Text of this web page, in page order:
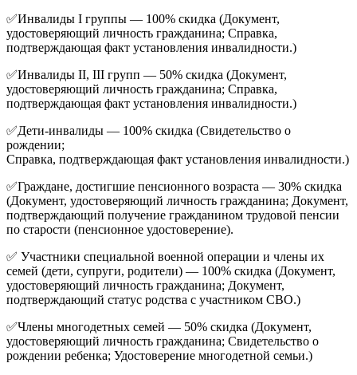
✅Инвалиды I группы — 100% скидка (Документ,
удостоверяющий личность гражданина; Справка,
подтверждающая факт установления инвалидности.)
✅Инвалиды II, III групп — 50% скидка (Документ,
удостоверяющий личность гражданина; Справка,
подтверждающая факт установления инвалидности.)
✅Дети-инвалиды — 100% скидка (Свидетельство о
рождении;
Справка, подтверждающая факт установления инвалидности.)
✅Граждане, достигшие пенсионного возраста — 30% скидка
(Документ, удостоверяющий личность гражданина; Документ,
подтверждающий получение гражданином трудовой пенсии
по старости (пенсионное удостоверение).
✅ Участники специальной военной операции и члены их
семей (дети, супруги, родители) — 100% скидка (Документ,
удостоверяющий личность гражданина; Документ,
подтверждающий статус родства с участником СВО.)
✅Члены многодетных семей — 50% скидка (Документ,
удостоверяющий личность гражданина; Свидетельство о
рождении ребенка; Удостоверение многодетной семьи.)